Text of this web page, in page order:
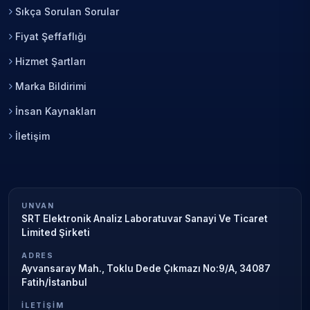
Sıkça Sorulan Sorular
Fiyat Şeffaflığı
Hizmet Şartları
Marka Bildirimi
İnsan Kaynakları
İletişim
UNVAN
SRT Elektronik Analiz Laboratuvar Sanayi Ve Ticaret
Limited Şirketi
ADRES
Ayvansaray Mah., Toklu Dede Çıkmazı No:9/A, 34087
Fatih/İstanbul
İLETIŞIM